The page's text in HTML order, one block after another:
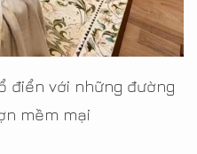
điển với những đường
mềm mại